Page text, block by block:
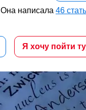
Она написала 46
Я хочу пойти